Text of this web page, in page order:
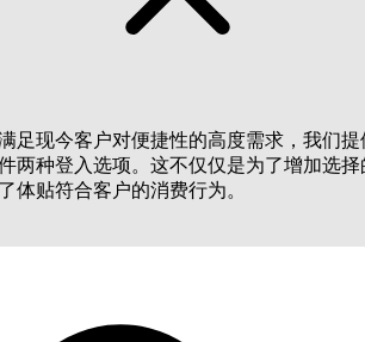
足现今客户对便捷性的高度需求，我们提
两种登入选项。这不仅仅是为了增加选择
体贴符合客户的消费行为。